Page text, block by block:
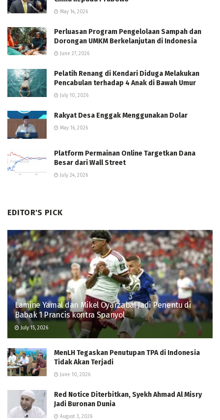
May 14, 2026
Perluasan Program Pengelolaan Sampah dan
Dorongan UMKM Berkelanjutan di Indonesia
June 27, 2026
Pelatih Renang di Kendari Diduga Melakukan
Pencabulan terhadap 4 Anak di Bawah Umur
July 10, 2026
Rakyat Desa Enggak Menggunakan Dolar
May 16, 2026
Platform Permainan Online Targetkan Dana
Besar dari Wall Street
July 24, 2026
EDITOR'S PICK
Lamine Yamal dan Mikel Oyarzabal Jadi Penentu di
Babak 1 Prancis kontra Spanyol
July 15, 2026
MenLH Tegaskan Penutupan TPA di Indonesia
Tidak Akan Terjadi
June 10, 2026
Red Notice Diterbitkan, Syekh Ahmad Al Misry
Jadi Buronan Dunia
August 3, 2026